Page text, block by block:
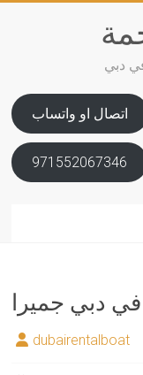
دبي
اتصال او واتساب
971552067346
دبي جميرا
dubairentalboat